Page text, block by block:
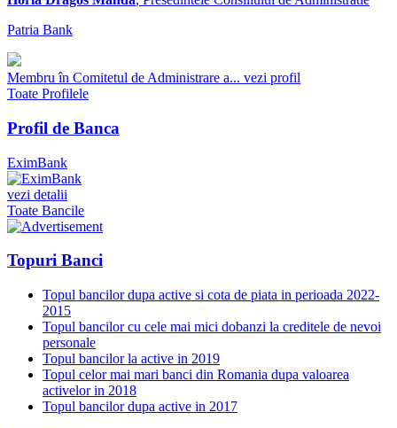
Patria Bank
Membru în Comitetul de Administrare a... vezi profil
Toate Profilele
Profil de Banca
EximBank
vezi detalii
Toate Bancile
Topuri Banci
Topul bancilor dupa active si cota de piata in perioada 2022-
2015
Topul bancilor cu cele mai mici dobanzi la creditele de nevoi
personale
Topul bancilor la active in 2019
Topul celor mai mari banci din Romania dupa valoarea
activelor in 2018
Topul bancilor dupa active in 2017